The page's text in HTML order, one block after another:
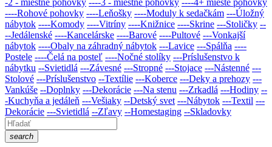
-2 - miestne pohovky ----3 - miestne pohovky ----4+ mieste pohovky
----Rohové pohovky ----Leňošky ----Moduly k sedačkám ---Úložný
nábytok ----Komody ----Vitríny ----Knižnice ----Skrine ---Stoličky --
--Jedálenské ----Kancelárske ----Barové ----Pultové ---Vonkajší
nábytok ----Obaly na záhradný nábytok ---Lavice ---Spálňa ----
Postele ----Čelá na posteľ ----Nočné stolíky ---Príslušenstvo k
nábytku --Svietidlá ---Závesné ---Stropné ---Stojace ---Nástenné ---
Stolové ---Príslušenstvo --Textílie ---Koberce ---Deky a prehozy ---
Vankúše --Doplnky ---Dekorácie ---Na stenu ---Zrkadlá ---Hodiny --
-Kuchyňa a jedáleň ---Vešiaky --Detský svet ---Nábytok ---Textil ---
Dekorácie ---Svietidlá --Zľavy --Homestaging --Skladovky
search